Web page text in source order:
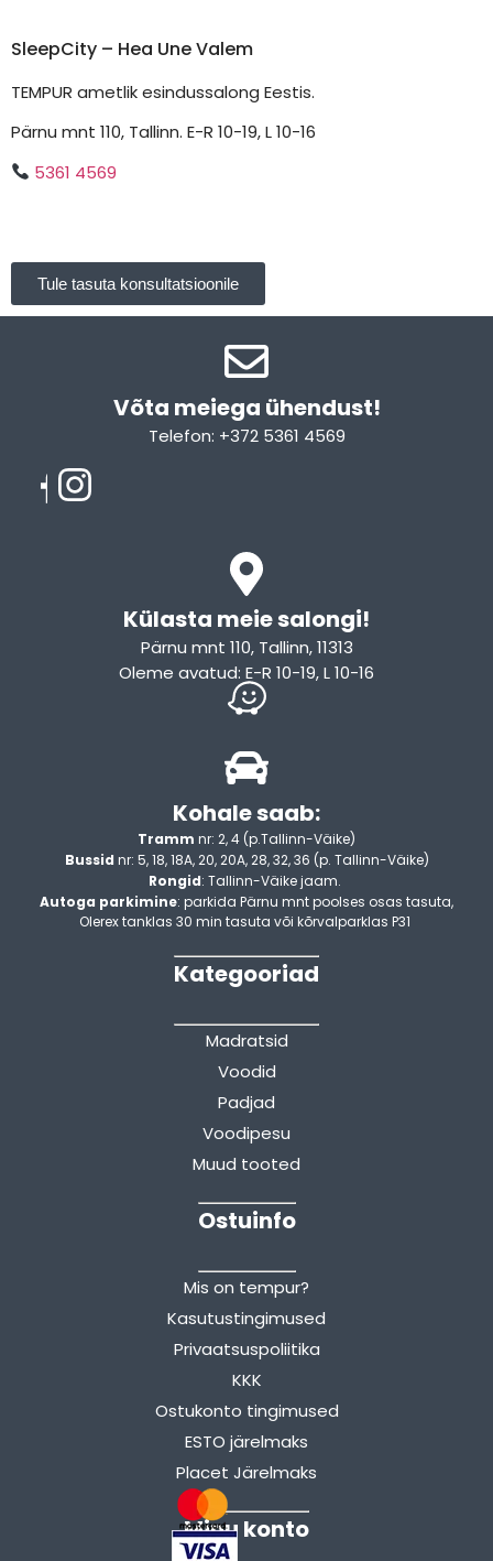
SleepCity – Hea Une Valem
TEMPUR ametlik esindussalong Eestis.
Pärnu mnt 110, Tallinn. E-R 10-19, L 10-16
5361 4569
Tule tasuta konsultatsioonile
Võta meiega ühendust!​
Telefon: +372 5361 4569
Külasta meie salongi!
Pärnu mnt 110, Tallinn, 11313
Oleme avatud: E-R 10-19, L 10-16
Kohale saab:
Tramm nr: 2, 4 (p.Tallinn-Väike)
Bussid nr: 5, 18, 18A, 20, 20A, 28, 32, 36 (p. Tallinn-Väike)
Rongid: Tallinn-Väike jaam.
Autoga parkimine: parkida Pärnu mnt poolses osas tasuta,
Olerex tanklas 30 min tasuta või kõrvalparklas P31
Kategooriad
Madratsid
Voodid
Padjad
Voodipesu
Muud tooted
Ostuinfo
Mis on tempur?
Kasutustingimused
Privaatsuspoliitika
KKK
Ostukonto tingimused
ESTO järelmaks
Placet Järelmaks
Minu konto